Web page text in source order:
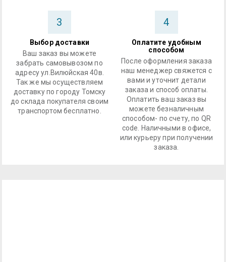
3
Выбор доставки
Ваш заказ вы можете
забрать самовывозом по
адресу ул.Вилюйская 40в.
Так же мы осуществляем
доставку по городу Томску
до склада покупателя своим
транспортом бесплатно.
4
Оплатите удобным
способом
После оформления заказа
наш менеджер свяжется с
вами и уточнит детали
заказа и способ оплаты.
Оплатить ваш заказ вы
можете безналичным
способом- по счету, по QR
code. Наличными в офисе,
или курьеру при получении
заказа.